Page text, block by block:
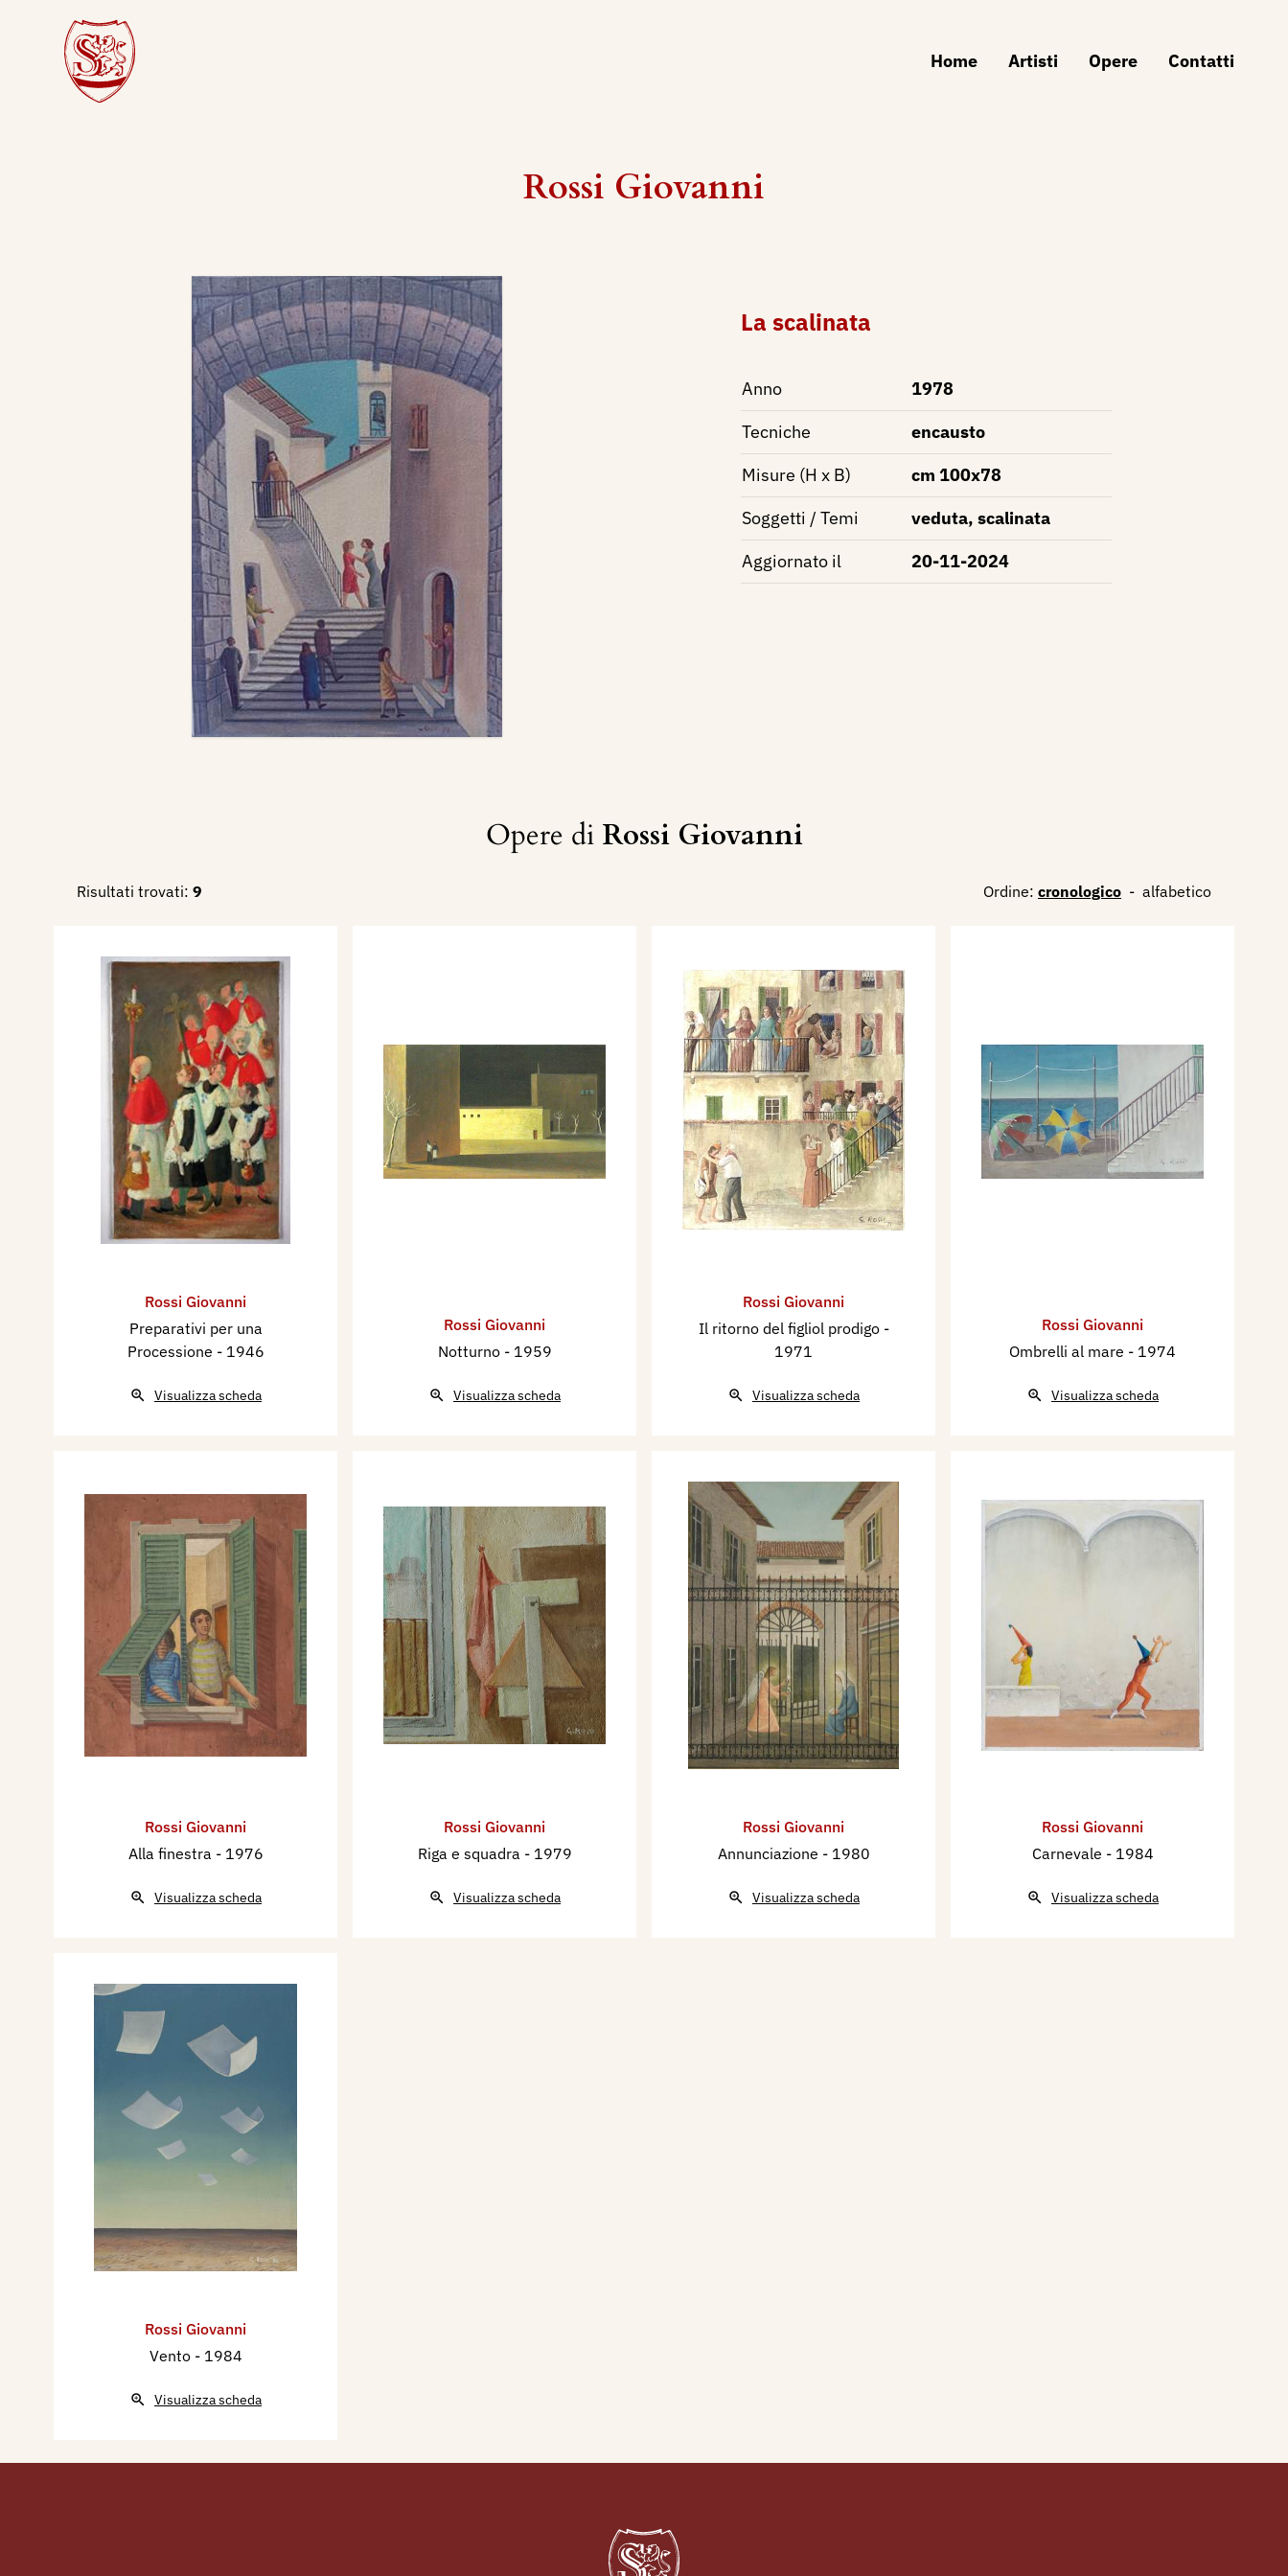
Home Artisti Opere Contatti
Rossi Giovanni
La scalinata
Anno
1978
Tecniche
encausto
Misure (H x B)
cm 100x78
Soggetti / Temi
veduta, scalinata
Aggiornato il
20-11-2024
Opere di Rossi Giovanni
Risultati trovati: 9 Ordine: cronologico - alfabetico
Rossi Giovanni
Preparativi per una
Processione - 1946
Visualizza scheda
Rossi Giovanni
Notturno - 1959
Visualizza scheda
Rossi Giovanni
Il ritorno del figliol prodigo -
1971
Visualizza scheda
Rossi Giovanni
Ombrelli al mare - 1974
Visualizza scheda
Rossi Giovanni
Alla finestra - 1976
Visualizza scheda
Rossi Giovanni
Riga e squadra - 1979
Visualizza scheda
Rossi Giovanni
Annunciazione - 1980
Visualizza scheda
Rossi Giovanni
Carnevale - 1984
Visualizza scheda
Rossi Giovanni
Vento - 1984
Visualizza scheda